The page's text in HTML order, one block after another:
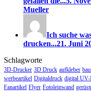
Mueller
Ich suche
drucken...21. Juni
Schlagworte
3D-Drucker 3D Druck aufkleber
werbeartikel Digitaldruck digital
Fanartikel Flyer Fotoleinwand